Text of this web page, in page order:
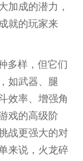
加成的潜力，
就的玩家来
多样，但它们
如武器、腿
效率、增强角
戏的高级阶
战更强大的对
来说，火龙碎